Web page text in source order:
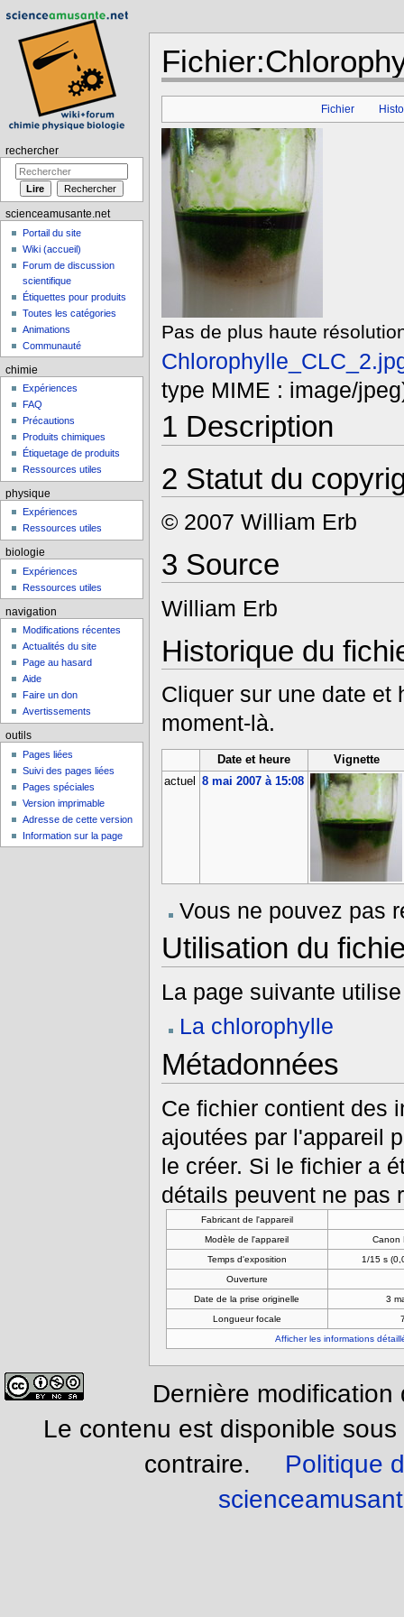
Fichier
Pas de plus haute
type MIME : image/
1 Description
2 Statut du
© 2007 William Erb
3 Source
William Erb
Historique du
Cliquer sur une date et
moment-là.
Date et heure
Vignette
actuel
8 mai 2007 à 15:08
Vous ne pouvez pas
Utilisation du
La page suivante
La chlorophylle
Métadonnées
Ce fichier contient des
ajoutées par l'appareil
le créer. Si le fichier a
détails peuvent ne pas
Fabricant de l'appareil
Modèle de l'appareil
Canon
Temps d'exposition
1/15 s
Ouverture
Date de la prise originelle
3
Longueur focale
Afficher les informations
rechercher
scienceamusante.net
Portail du site
Wiki (accueil)
Forum de discussion
scientifique
Étiquettes pour produits
Toutes les catégories
Animations
Communauté
chimie
Expériences
FAQ
Précautions
Produits chimiques
Étiquetage de produits
Ressources utiles
physique
Expériences
Ressources utiles
biologie
Expériences
Ressources utiles
navigation
Modifications récentes
Actualités du site
Page au hasard
Aide
Faire un don
Avertissements
outils
Pages liées
Suivi des pages liées
Pages spéciales
Version imprimable
Adresse de cette version
Information sur la page
Dernière
Le contenu est disponible
contraire.
Politique